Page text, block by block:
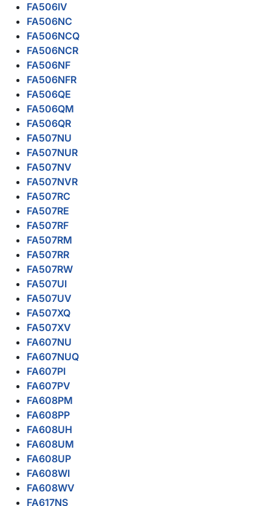
FA506IV
FA506NC
FA506NCQ
FA506NCR
FA506NF
FA506NFR
FA506QE
FA506QM
FA506QR
FA507NU
FA507NUR
FA507NV
FA507NVR
FA507RC
FA507RE
FA507RF
FA507RM
FA507RR
FA507RW
FA507UI
FA507UV
FA507XQ
FA507XV
FA607NU
FA607NUQ
FA607PI
FA607PV
FA608PM
FA608PP
FA608UH
FA608UM
FA608UP
FA608WI
FA608WV
FA617NS